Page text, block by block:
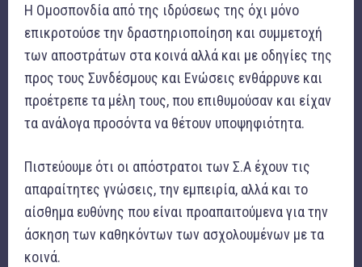
Η Ομοσπονδία από της ιδρύσεως της όχι μόνο
επικροτούσε την δραστηριοποίηση και συμμετοχή
των αποστράτων στα κοινά αλλά και με οδηγίες της
προς τους Συνδέσμους και Ενώσεις ενθάρρυνε και
προέτρεπε τα μέλη τους, που επιθυμούσαν και είχαν
τα ανάλογα προσόντα να θέτουν υποψηφιότητα.
Πιστεύουμε ότι οι απόστρατοι των Σ.Α έχουν τις
απαραίτητες γνώσεις, την εμπειρία, αλλά και το
αίσθημα ευθύνης που είναι προαπαιτούμενα για την
άσκηση των καθηκόντων των ασχολουμένων με τα
κοινά.